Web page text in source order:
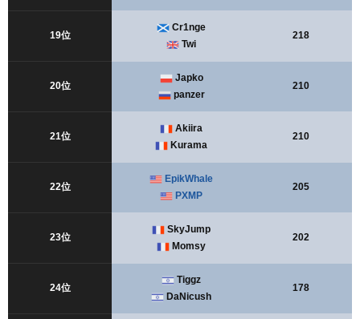
19位
Cr1nge
Twi
218
20位
Japko
panzer
210
21位
Akiira
Kurama
210
22位
EpikWhale
PXMP
205
23位
SkyJump
Momsy
202
24位
Tiggz
DaNicush
178